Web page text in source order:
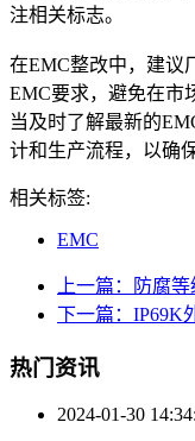
注相关标志。
在EMC整改中，建议
EMC要求，避免在市
当及时了解最新的
计和生产流程，以确
相关标签:
EMC
上一篇：防腐
下一篇：IP69K
热门资讯
2024-01-30